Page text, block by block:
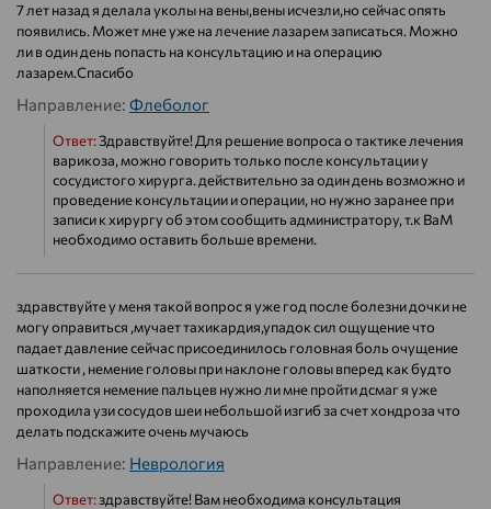
7 лет назад я делала уколы на вены,вены исчезли,но сейчас опять
появились. Может мне уже на лечение лазарем записаться. Можно
ли в один день попасть на консультацию и на операцию
лазарем.Спасибо
Направление: Флеболог
Ответ:Здравствуйте! Для решение вопроса о тактике лечения
варикоза, можно говорить только после консультации у
сосудистого хирурга. действительно за один день возможно и
проведение консультации и операции, но нужно заранее при
записи к хирургу об этом сообщить администратору, т.к ВаМ
необходимо оставить больше времени.
здравствуйте у меня такой вопрос я уже год после болезни дочки не
могу оправиться ,мучает тахикардия,упадок сил ощущение что
падает давление сейчас присоединилось головная боль очущение
шаткости , немение головы при наклоне головы вперед как будто
наполняется немение пальцев нужно ли мне пройти дсмаг я уже
проходила узи сосудов шеи небольшой изгиб за счет хондроза что
делать подскажите очень мучаюсь
Направление: Неврология
Ответ:здравствуйте! Вам необходима консультация